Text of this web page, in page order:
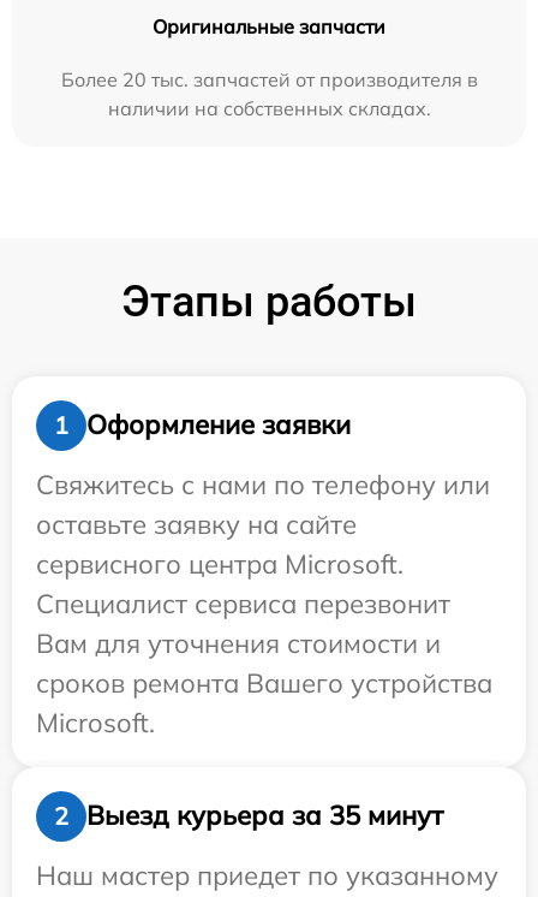
Оригинальные запчасти
Более 20 тыс. запчастей от производителя в
наличии на собственных складах.
Этапы работы
1
Оформление заявки
Свяжитесь с нами по телефону или
оставьте заявку на сайте
сервисного центра Microsoft.
Специалист сервиса перезвонит
Вам для уточнения стоимости и
сроков ремонта Вашего устройства
Microsoft.
2
Выезд курьера за 35 минут
Наш мастер приедет по указанному